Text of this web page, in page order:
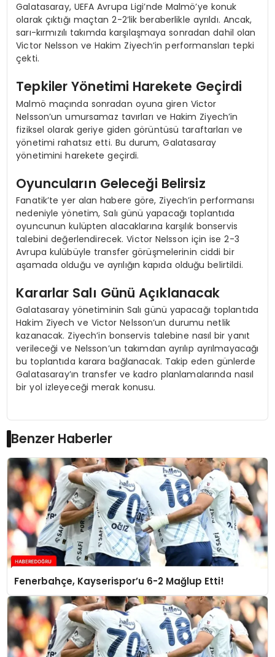
Galatasaray, UEFA Avrupa Ligi’nde Malmö’ye konuk
olarak çıktığı maçtan 2-2’lik beraberlikle ayrıldı. Ancak,
sarı-kırmızılı takımda karşılaşmaya sonradan dahil olan
Victor Nelsson ve Hakim Ziyech’in performansları tepki
çekti.
Tepkiler Yönetimi Harekete Geçirdi
Malmö maçında sonradan oyuna giren Victor
Nelsson’un umursamaz tavırları ve Hakim Ziyech’in
fiziksel olarak geriye giden görüntüsü taraftarları ve
yönetimi rahatsız etti. Bu durum, Galatasaray
yönetimini harekete geçirdi.
Oyuncuların Geleceği Belirsiz
Fanatik’te yer alan habere göre, Ziyech’in performansı
nedeniyle yönetim, Salı günü yapacağı toplantıda
oyuncunun kulüpten alacaklarına karşılık bonservis
talebini değerlendirecek. Victor Nelsson için ise 2-3
Avrupa kulübüyle transfer görüşmelerinin ciddi bir
aşamada olduğu ve ayrılığın kapıda olduğu belirtildi.
Kararlar Salı Günü Açıklanacak
Galatasaray yönetiminin Salı günü yapacağı toplantıda
Hakim Ziyech ve Victor Nelsson’un durumu netlik
kazanacak. Ziyech’in bonservis talebine nasıl bir yanıt
verileceği ve Nelsson’un takımdan ayrılıp ayrılmayacağı
bu toplantıda karara bağlanacak. Takip eden günlerde
Galatasaray’ın transfer ve kadro planlamalarında nasıl
bir yol izleyeceği merak konusu.
Benzer Haberler
Fenerbahçe, Kayserispor’u 6-2 Mağlup Etti!